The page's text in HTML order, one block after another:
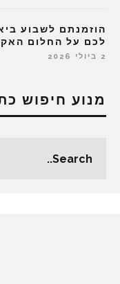
לכם על החלום
2 ביולי 2026
מנוע חיפוש